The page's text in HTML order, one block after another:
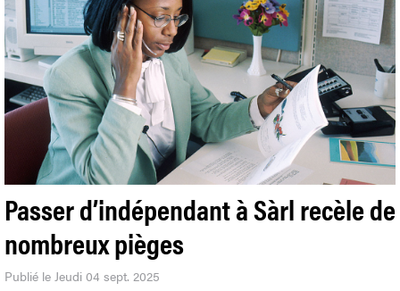
Passer d’indépendant à Sàrl recèle de
nombreux pièges
Publié le Jeudi 04 sept. 2025